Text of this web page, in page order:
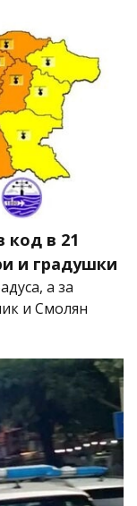
код в 21
и градушки
а за
и Смолян